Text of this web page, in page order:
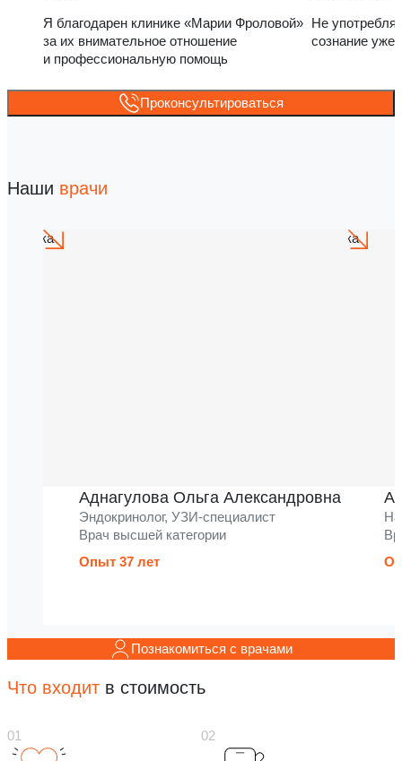
Я благодарен клинике «Марии Фроловой»
за их внимательное отношение
и профессиональную помощь
Не
сознание уже
Проконсультироваться
Наши врачи
Аднагулова Ольга Александровна
Эндокринолог, УЗИ-специалист
Врач высшей категории
Опыт 37 лет
Познакомиться с врачами
Что входит в стоимость